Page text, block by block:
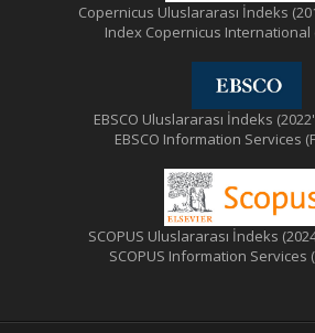
Copernicus Uluslararası İndeks
Index Copernicus International
EBSCO Uluslararası İndeks
EBSCO Information Services
SCOPUS Uluslararası İndeks
SCOPUS Information Services